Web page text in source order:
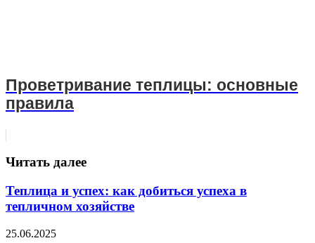
Проветривание теплицы: основные
правила
Читать далее
Теплица и успех: как добиться успеха в
тепличном хозяйстве
25.06.2025